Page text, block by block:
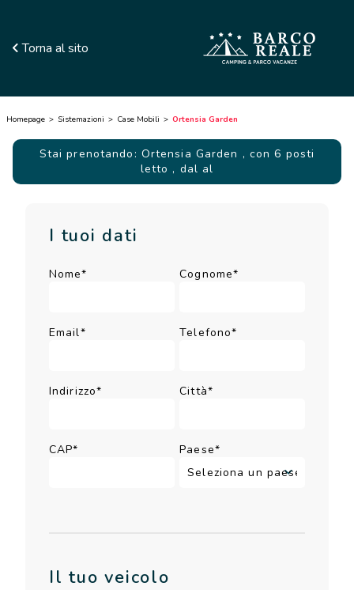
Torna al sito
Homepage Sistemazioni Case Mobili Ortensia Garden
Stai prenotando: Ortensia Garden , con 6 posti
letto , dal al
I tuoi dati
Nome* Cognome*
Email* Telefono*
Indirizzo* Città*
CAP* Paese*
Il tuo veicolo